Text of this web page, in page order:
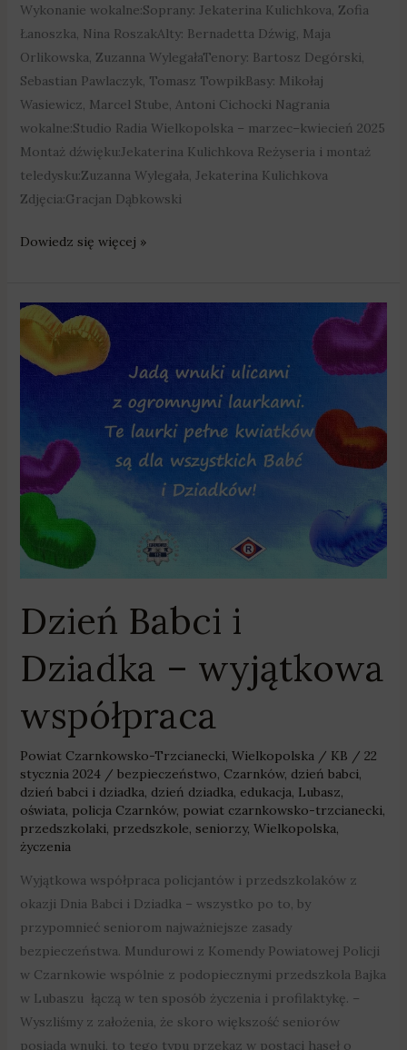
Wykonanie wokalne:Soprany: Jekaterina Kulichkova, Zofia
Łanoszka, Nina RoszakAlty: Bernadetta Dźwig, Maja
Orlikowska, Zuzanna WylegałaTenory: Bartosz Degórski,
Sebastian Pawlaczyk, Tomasz TowpikBasy: Mikołaj
Wasiewicz, Marcel Stube, Antoni Cichocki Nagrania
wokalne:Studio Radia Wielkopolska – marzec–kwiecień 2025
Montaż dźwięku:Jekaterina Kulichkova Reżyseria i montaż
teledysku:Zuzanna Wylegała, Jekaterina Kulichkova
Zdjęcia:Gracjan Dąbkowski
Dowiedz się więcej »
Dzień Babci i
Dziadka – wyjątkowa
współpraca
Powiat Czarnkowsko-Trzcianecki Wielkopolska / KB / 22
stycznia 2024 / bezpieczeństwo Czarnków, dzień babci
dzień babci i dziadka dzień dziadka edukacja Lubasz
oświata policja Czarnków, powiat czarnkowsko-trzcianecki
przedszkolaki przedszkole seniorzy, Wielkopolska
życzenia
Wyjątkowa współpraca policjantów i przedszkolaków z
okazji Dnia Babci i Dziadka – wszystko po to, by
przypomnieć seniorom najważniejsze zasady
bezpieczeństwa. Mundurowi z Komendy Powiatowej Policji
w Czarnkowie wspólnie z podopiecznymi przedszkola Bajka
w Lubaszu łączą w ten sposób życzenia i profilaktykę. –
Wyszliśmy z założenia, że skoro większość seniorów
posiada wnuki, to tego typu przekaz w postaci haseł o
Dzień
Babci
i
współpraca